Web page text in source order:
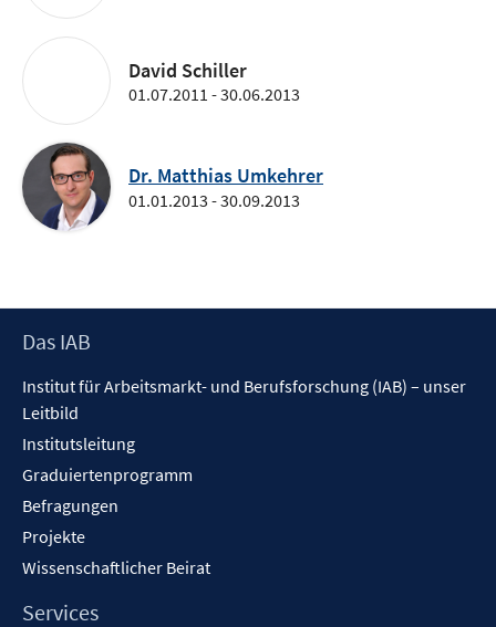
David Schiller
01.07.2011 - 30.06.2013
Dr. Matthias Umkehrer
01.01.2013 - 30.09.2013
Footer
Das IAB
Institut für Arbeitsmarkt- und Berufsforschung (IAB) – unser
Leitbild
Institutsleitung
Graduiertenprogramm
Befragungen
Projekte
Wissenschaftlicher Beirat
Services